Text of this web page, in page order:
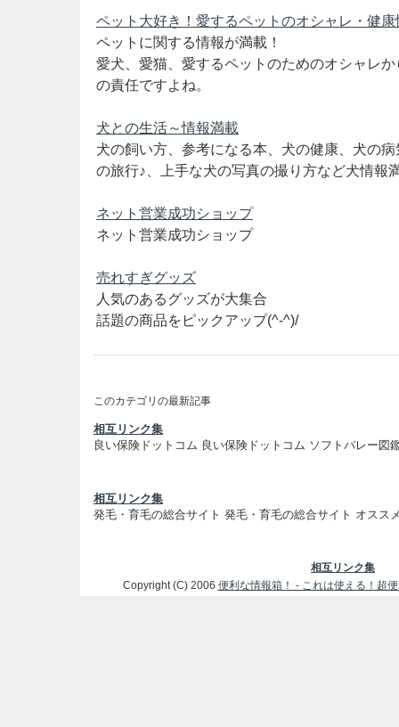
ペット大好き！愛するペットのオシャレ・健康
ペットに関する情報が満載！
愛犬、愛猫、愛するペットのためのオシャレ
の責任ですよね。
犬との生活～情報満載
犬の飼い方、参考になる本、犬の健康、犬の
の旅行♪、上手な犬の写真の撮り方など犬情報
ネット営業成功ショップ
ネット営業成功ショップ
売れすぎグッズ
人気のあるグッズが大集合
話題の商品をピックアップ(^-^)/
このカテゴリの最新記事
相互リンク集
良い保険ドットコム 良い保険ドットコム ソフトバレー図
相互リンク集
発毛・育毛の総合サイト 発毛・育毛の総合サイト オスス
相互リンク集
Copyright (C) 2006 便利な情報箱！ - これは使える！超